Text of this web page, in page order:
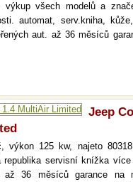
výkup všech modelů a
automat, serv.kniha,
aut. až 36 měsíců
Jeep
výkon 125 kw, najeto
republika servisní knížka
až 36 měsíců garance na